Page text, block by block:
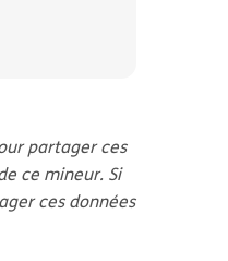
partager ces
ce mineur. Si
ces données